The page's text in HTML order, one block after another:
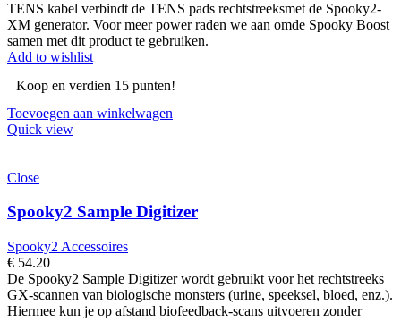
TENS kabel verbindt de TENS pads rechtstreeksmet de Spooky2-
XM generator. Voor meer power raden we aan omde Spooky Boost
samen met dit product te gebruiken.
Add to wishlist
Koop en verdien 15 punten!
Toevoegen aan winkelwagen
Quick view
Close
Spooky2 Sample Digitizer
Spooky2 Accessoires
€ 54.20
De Spooky2 Sample Digitizer wordt gebruikt voor het rechtstreeks
GX-scannen van biologische monsters (urine, speeksel, bloed, enz.).
Hiermee kun je op afstand biofeedback-scans uitvoeren zonder